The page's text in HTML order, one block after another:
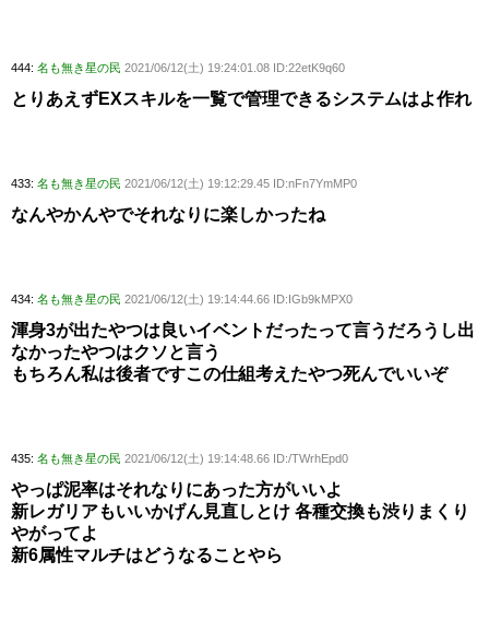
444: 名も無き星の民 2021/06/12(土) 19:24:01.08 ID:22etK9q60
とりあえずEXスキルを一覧で管理できるシステムはよ作れ
433: 名も無き星の民 2021/06/12(土) 19:12:29.45 ID:nFn7YmMP0
なんやかんやでそれなりに楽しかったね
434: 名も無き星の民 2021/06/12(土) 19:14:44.66 ID:IGb9kMPX0
渾身3が出たやつは良いイベントだったって言うだろうし出
なかったやつはクソと言う
もちろん私は後者ですこの仕組考えたやつ死んでいいぞ
435: 名も無き星の民 2021/06/12(土) 19:14:48.66 ID:/TWrhEpd0
やっぱ泥率はそれなりにあった方がいいよ
新レガリアもいいかげん見直しとけ 各種交換も渋りまくり
やがってよ
新6属性マルチはどうなることやら